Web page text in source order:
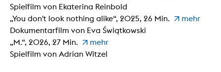
Spielfilm von Ekaterina Reinbold
„You don't look nothing alike“, 2025, 26 Min.
mehr
Dokumentarfilm von Eva Świątkowski
„M.“, 2026, 27 Min.
mehr
Spielfilm von Adrian Witzel